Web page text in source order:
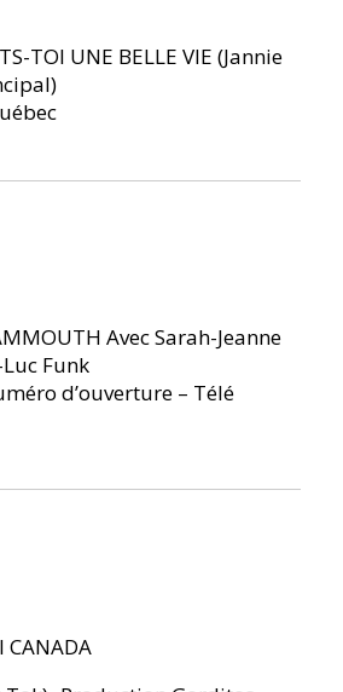
TOI UNE BELLE VIE (Jannie
Avec Sarah-Jeanne
Funk
d’ouverture – Télé
CANADA